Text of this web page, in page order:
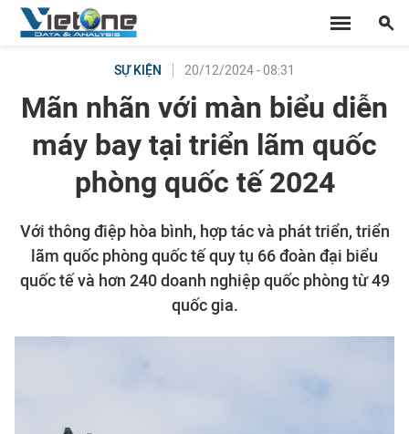
SỰ KIỆN 20/12/2024 - 08:31
Mãn nhãn với màn biểu diễn
máy bay tại triển lãm quốc
phòng quốc tế 2024
Với thông điệp hòa bình, hợp tác và phát triển, triển
lãm quốc phòng quốc tế quy tụ 66 đoàn đại biểu
quốc tế và hơn 240 doanh nghiệp quốc phòng từ 49
quốc gia.